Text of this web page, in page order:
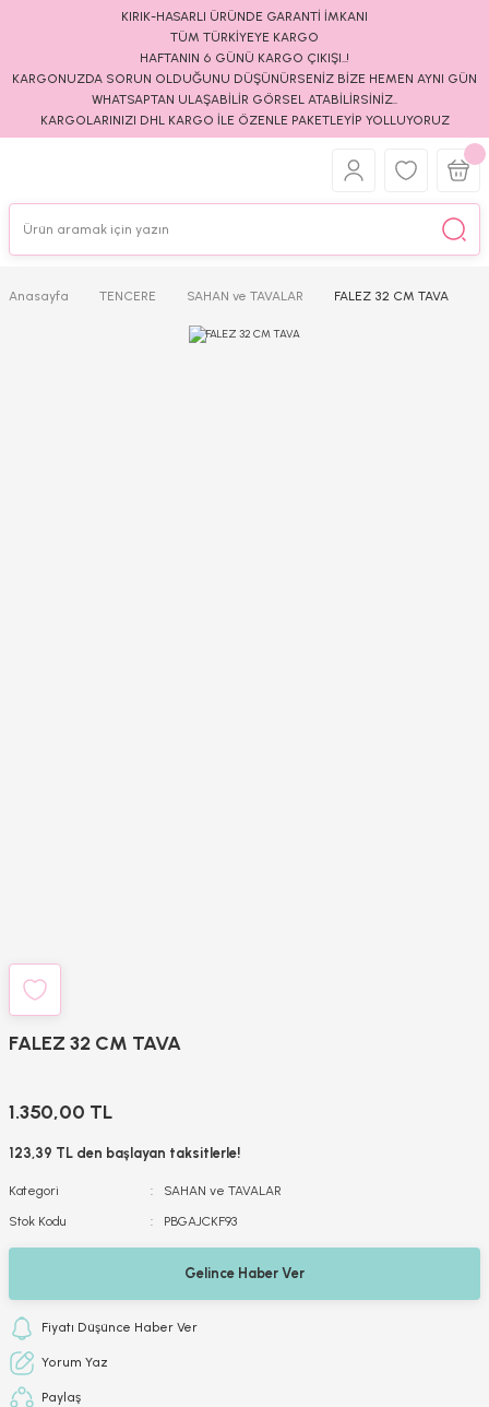
KIRIK-HASARLI ÜRÜNDE GARANTİ İMKANI
TÜM TÜRKİYEYE KARGO
HAFTANIN 6 GÜNÜ KARGO ÇIKIŞI..!
KARGONUZDA SORUN OLDUĞUNU DÜŞÜNÜRSENİZ BİZE HEMEN AYNI GÜN
WHATSAPTAN ULAŞABİLİR GÖRSEL ATABİLİRSİNİZ..
KARGOLARINIZI DHL KARGO İLE ÖZENLE PAKETLEYİP YOLLUYORUZ
Anasayfa TENCERE SAHAN ve TAVALAR FALEZ 32 CM TAVA
FALEZ 32 CM TAVA
1.350,00 TL
123,39 TL den başlayan taksitlerle!
Kategori
SAHAN ve TAVALAR
Stok Kodu
PBGAJCKF93
Gelince Haber Ver
Fiyatı Düşünce Haber Ver
Yorum Yaz
Paylaş